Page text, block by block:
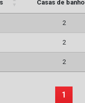
Casas de banho
2
2
2
1